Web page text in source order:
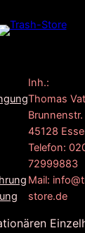
Inh.:
Thomas
45128
Telefon:
72999883
Mail:
store.de